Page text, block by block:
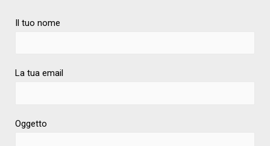
Il tuo nome
La tua email
Oggetto